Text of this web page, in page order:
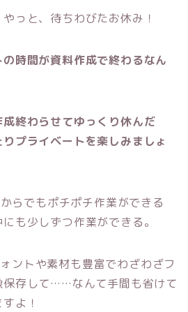
っと、待ちわびたお休み！
時間が資料作成で終わるなん
終わらせてゆっくり休んだ
プライベートを楽しみましょ
らでもポチポチ作業ができる
も少しずつ作業ができる。
ントや素材も豊富でわざわざフ
保存して……なんて手間も省けて
よ！